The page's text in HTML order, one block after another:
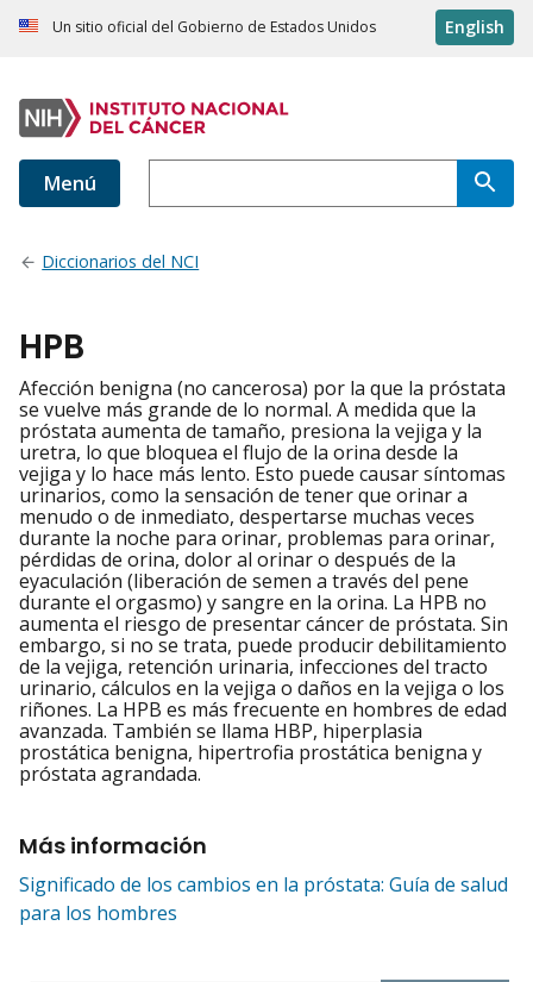
Un sitio oficial del Gobierno de Estados Unidos English
Menú
Diccionarios del NCI
HPB
Afección benigna (no cancerosa) por la que la próstata
se vuelve más grande de lo normal. A medida que la
próstata aumenta de tamaño, presiona la vejiga y la
uretra, lo que bloquea el flujo de la orina desde la
vejiga y lo hace más lento. Esto puede causar síntomas
urinarios, como la sensación de tener que orinar a
menudo o de inmediato, despertarse muchas veces
durante la noche para orinar, problemas para orinar,
pérdidas de orina, dolor al orinar o después de la
eyaculación (liberación de semen a través del pene
durante el orgasmo) y sangre en la orina. La HPB no
aumenta el riesgo de presentar cáncer de próstata. Sin
embargo, si no se trata, puede producir debilitamiento
de la vejiga, retención urinaria, infecciones del tracto
urinario, cálculos en la vejiga o daños en la vejiga o los
riñones. La HPB es más frecuente en hombres de edad
avanzada. También se llama HBP, hiperplasia
prostática benigna, hipertrofia prostática benigna y
próstata agrandada.
Más información
Significado de los cambios en la próstata: Guía de salud
para los hombres